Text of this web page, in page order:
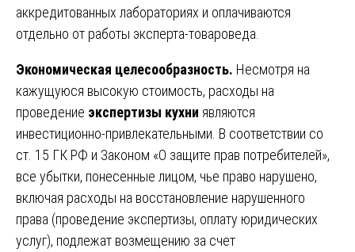
аккредитованных лабораториях и оплачиваются
отдельно от работы эксперта-товароведа.
Экономическая целесообразность. Несмотря на
кажущуюся высокую стоимость, расходы на
проведение экспертизы кухни являются
инвестиционно-привлекательными. В соответствии со
ст. 15 ГК РФ и Законом «О защите прав потребителей»,
все убытки, понесенные лицом, чье право нарушено,
включая расходы на восстановление нарушенного
права (проведение экспертизы, оплату юридических
услуг), подлежат возмещению за счет